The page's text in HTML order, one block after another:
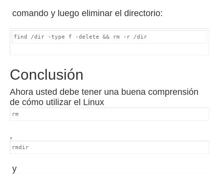
comando y luego eliminar el directorio:
find /dir -type f -delete && rm -r /dir
Conclusión
Ahora usted debe tener una buena comprensión
de cómo utilizar el Linux
rm
,
rmdir
y